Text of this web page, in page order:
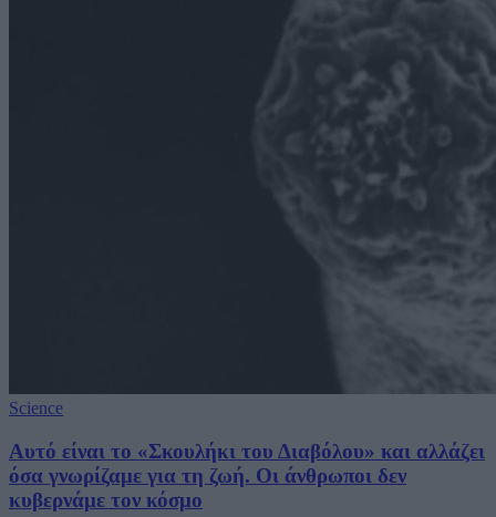
Science
Αυτό είναι το «Σκουλήκι του Διαβόλου» και αλλάζει
όσα γνωρίζαμε για τη ζωή. Οι άνθρωποι δεν
κυβερνάμε τον κόσμο